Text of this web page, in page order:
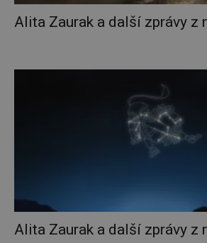
Alita Zaurak a další zprávy z
Alita Zaurak a další zprávy z